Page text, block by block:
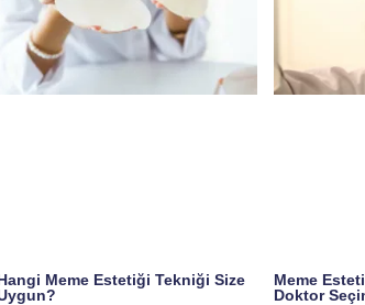
Meme Estetiği Tekniği Size
Meme
Doktor